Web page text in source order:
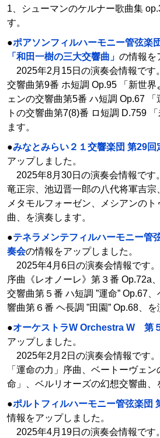
1、シューマンのケルナー歌曲集
す。
●ポアソンフィルハーモニー管弦楽
「和田一樹の三大交響曲」 の情報を
2025年2月15日の演奏会情報です
交響曲第9番 ホ短調 Op.95 「新世
ェンの交響曲第5番 ハ短調 Op.67
トの交響曲第7(8)番 ロ短調 D.759
ます。
●みなとみらい２１交響楽団 第29回
アップしました。
2025年8月30日の演奏会情報です
竜正宗、池辺晋一郎の八代将軍吉宗
メタモルフォーゼン、メシアンの
曲、を演奏します。
●テネラメンテフィルハーモニー管
奏会の情報をアップしました。
2025年4月6日の演奏会情報です
序曲《レオノーレ》第３番 Op.72a
交響曲第５番 ハ短調 ”運命” Op.67
響曲第６番 ヘ長調 ”田園” Op.68、を
●オーケストラW Orchestra W 第
アップしました。
2025年2月2日の演奏会情報です
「運命の力」序曲、ベートーヴェ
命」、ベルリオーズの幻想交響曲、
●ポルトフィルハーモニー管弦楽団
情報をアップしました。
2025年4月19日の演奏会情報です